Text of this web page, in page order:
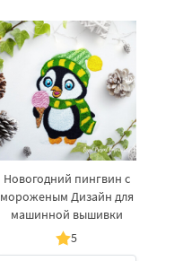
Новогодний пингвин с
мороженым Дизайн для
машинной вышивки
5